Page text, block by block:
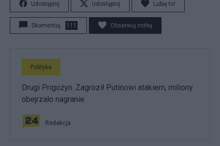
Udostępnij Udostępnij Lubię to!
Skomentuj 111 Obserwuj notkę
Polityka
Drugi Prigożyn. Zagroził Putinowi atakiem, miliony
obejrzało nagranie
Redakcja